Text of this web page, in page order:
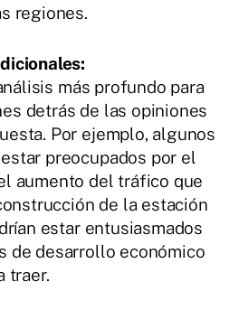
regiones.
más profundo para
detrás de las opiniones
Por ejemplo, algunos
preocupados por el
aumento del tráfico que
de la estación
estar entusiasmados
de desarrollo económico
traer.